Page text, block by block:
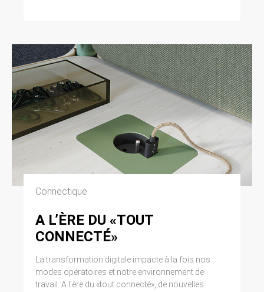
Connectique
A L’ÈRE DU «TOUT
CONNECTÉ»
La transformation digitale impacte à la fois nos
modes opératoires et notre environnement de
travail. A l’ère du «tout connecté», de nouvelles